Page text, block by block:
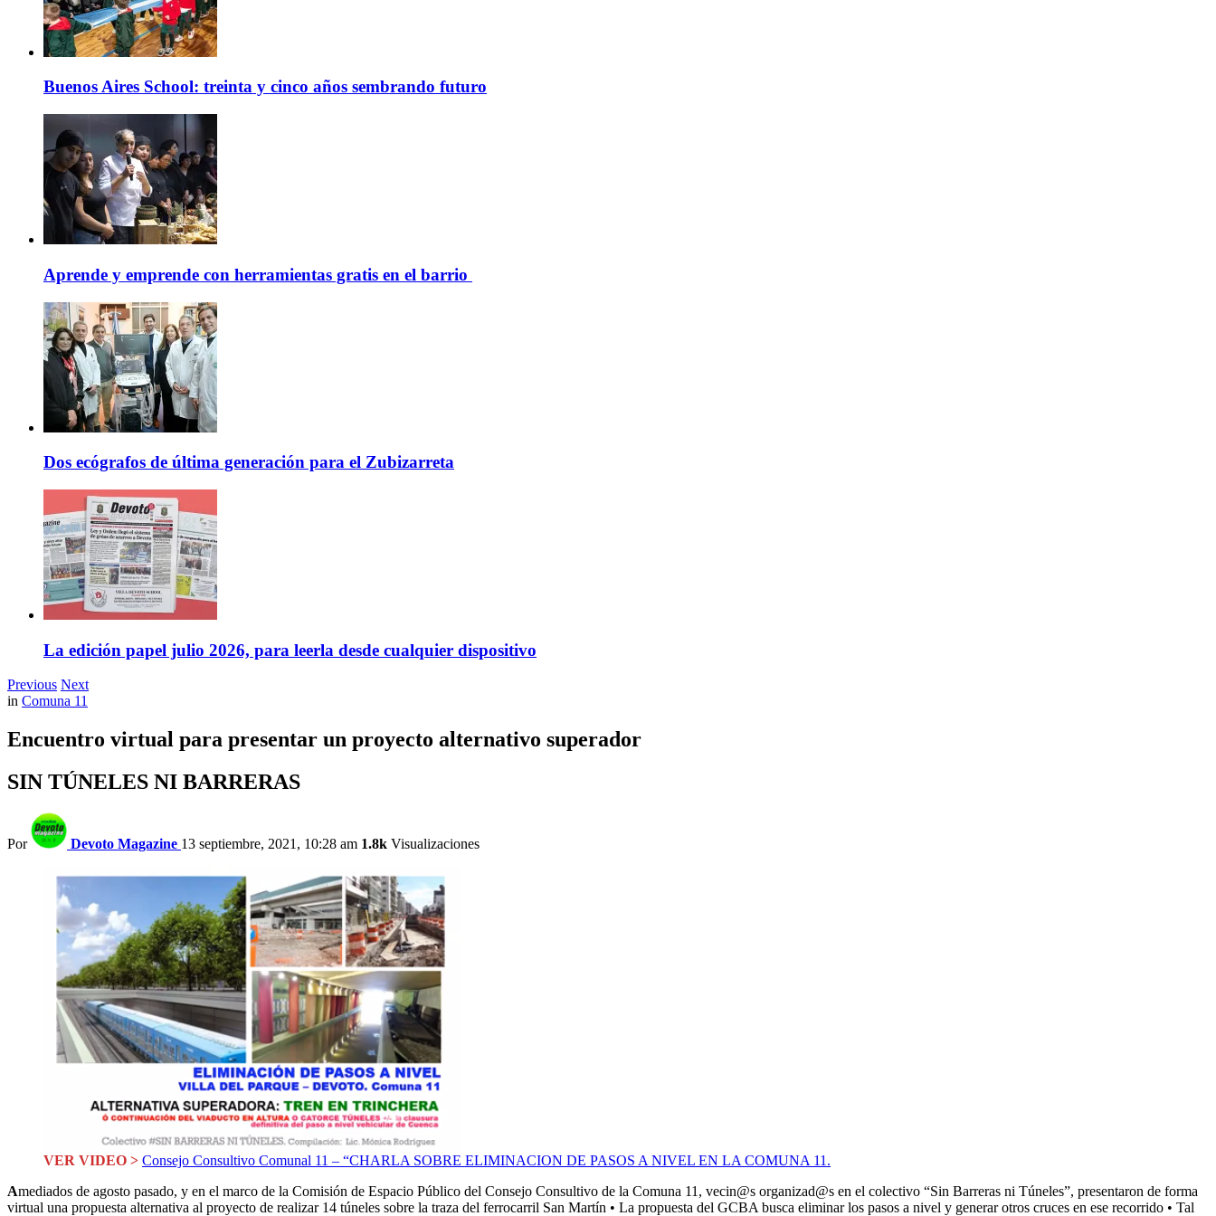
Buenos Aires School: treinta y cinco años sembrando futuro
Aprende y emprende con herramientas gratis en el barrio
Dos ecógrafos de última generación para el Zubizarreta
La edición papel julio 2026, para leerla desde cualquier dispositivo
Previous Next
in Comuna 11
Encuentro virtual para presentar un proyecto alternativo superador
SIN TÚNELES NI BARRERAS
Por Devoto Magazine 13 septiembre, 2021, 10:28 am 1.8k Visualizaciones
VER VIDEO > Consejo Consultivo Comunal 11 – “CHARLA SOBRE ELIMINACION DE PASOS A NIVEL EN LA COMUNA 11.
Amediados de agosto pasado, y en el marco de la Comisión de Espacio Público del Consejo Consultivo de la Comuna 11, vecin@s organizad@s en el colectivo “Sin Barreras ni Túneles”, presentaron de forma
virtual una propuesta alternativa al proyecto de realizar 14 túneles sobre la traza del ferrocarril San Martín • La propuesta del GCBA busca eliminar los pasos a nivel y generar otros cruces en ese recorrido • Tal